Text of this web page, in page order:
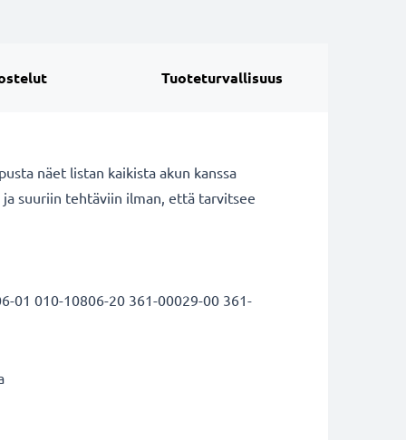
Tuoteturvallisuus
näet listan kaikista akun kanssa
suuriin tehtäviin ilman, että tarvitsee
01 010-10806-20 361-00029-00 361-